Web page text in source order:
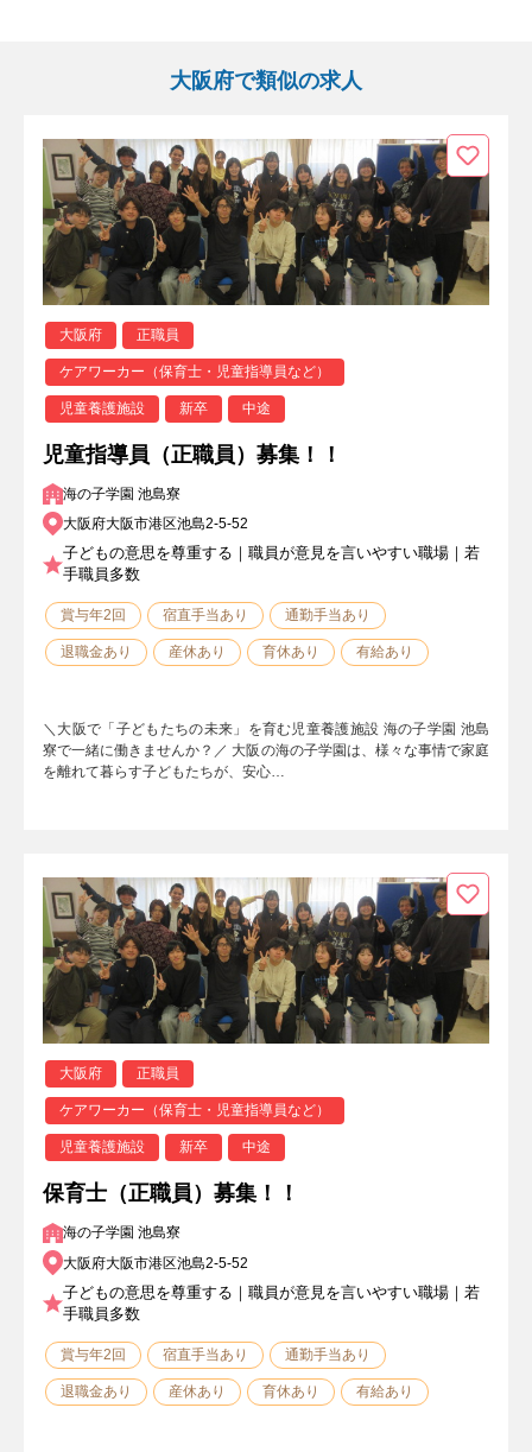
大阪府で類似の求人
大阪府 正職員
ケアワーカー（保育士・児童指導員など）
児童養護施設 新卒 中途
児童指導員（正職員）募集！！
海の子学園 池島寮
大阪府大阪市港区池島2-5-52
子どもの意思を尊重する｜職員が意見を言いやすい職場｜若
手職員多数
賞与年2回 宿直手当あり 通勤手当あり
退職金あり 産休あり 育休あり 有給あり
＼大阪で「子どもたちの未来」を育む児童養護施設 海の子学園 池島
寮で一緒に働きませんか？／ 大阪の海の子学園は、様々な事情で家庭
を離れて暮らす子どもたちが、安心…
大阪府 正職員
ケアワーカー（保育士・児童指導員など）
児童養護施設 新卒 中途
保育士（正職員）募集！！
海の子学園 池島寮
大阪府大阪市港区池島2-5-52
子どもの意思を尊重する｜職員が意見を言いやすい職場｜若
手職員多数
賞与年2回 宿直手当あり 通勤手当あり
退職金あり 産休あり 育休あり 有給あり